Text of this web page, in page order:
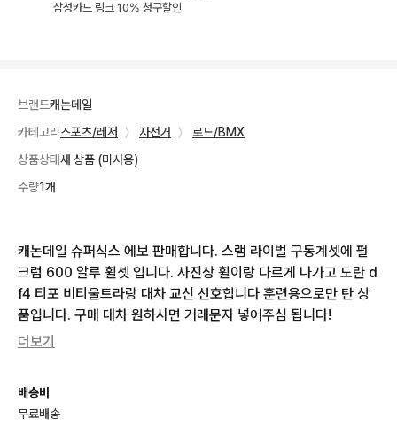
삼성카드 링크 10% 청구할인
브랜드캐논데일
카테고리 스포츠/레저 〉 자전거 〉
로드/BMX
상품상태새 상품 (미사용)
수량1개
캐논데일 슈퍼식스 에보 판매합니다. 스램 라이벌 구동계셋에 펄
크럼 600 알루 휠셋 입니다. 사진상 휠이랑 다르게 나가고 도란 d
f4 티포 비티울트라랑 대차 교신 선호합니다 훈련용으로만 탄 상
품입니다. 구매 대차 원하시면 거래문자 넣어주심 됩니다!
더보기
배송비
무료배송